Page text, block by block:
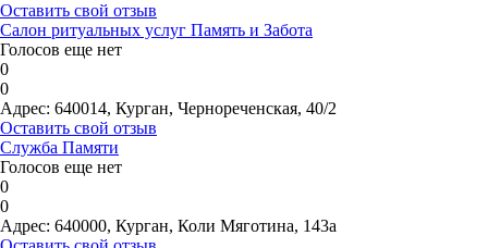
Оставить свой отзыв
Салон ритуальных услуг Память и Забота
Голосов еще нет
0
0
Адрес: 640014, Курган, Чернореченская, 40/2
Оставить свой отзыв
Служба Памяти
Голосов еще нет
0
0
Адрес: 640000, Курган, Коли Мяготина, 143а